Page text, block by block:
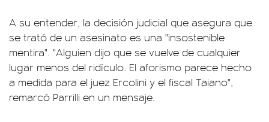
A su entender, la decisión judicial que asegura que
se trató de un asesinato es una "insostenible
mentira". "Alguien dijo que se vuelve de cualquier
lugar menos del ridículo. El aforismo parece hecho
a medida para el juez Ercolini y el fiscal Taiano",
remarcó Parrilli en un mensaje.